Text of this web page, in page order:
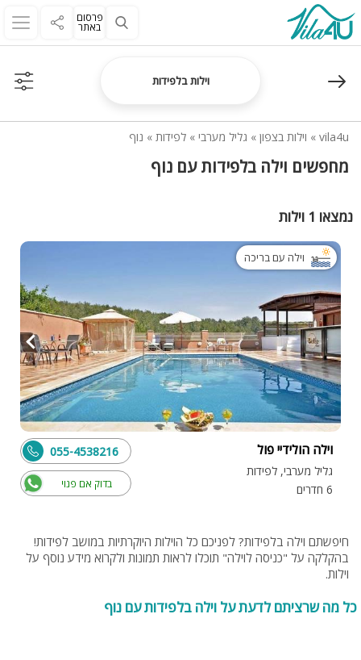
פרסום
באתר
וילות בלפידות
vila4u
» וילות בצפון » גליל מערבי » לפידות » נוף
מחפשים וילה בלפידות עם נוף
נמצאו 1 וילות
וילה עם בריכה
וילה הולידיי פול
גליל מערבי, לפידות
6 חדרים
בדוק אם פנוי
055-4538216
חיפשתם וילה בלפידות? לפניכם כל הוילות היוקרתיות במושב לפידות!
בהקלקה על "כניסה לוילה" תוכלו לראות תמונות ולקרוא מידע נוסף על
וילות.
כל מה שרציתם לדעת על וילה בלפידות עם נוף